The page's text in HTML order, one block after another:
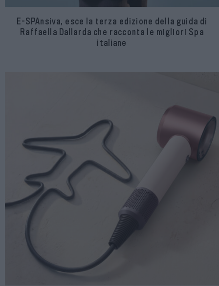
E-SPAnsiva, esce la terza edizione della guida di
Raffaella Dallarda che racconta le migliori Spa
italiane